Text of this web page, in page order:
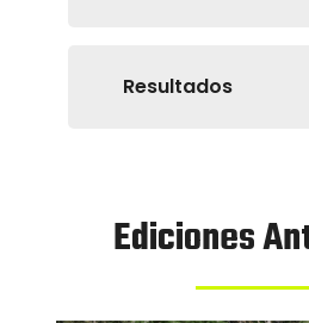
Resultados
Ediciones